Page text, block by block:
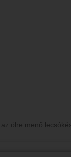
ölre menő